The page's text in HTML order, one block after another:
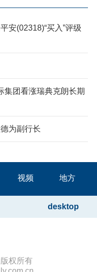
安(02318)“买入”评级
集团看涨瑞典克朗长期
为副行长
视频 地方
desktop
权所有